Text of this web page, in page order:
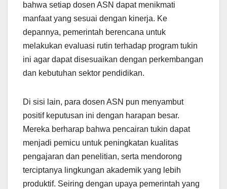
bahwa setiap dosen ASN dapat menikmati
manfaat yang sesuai dengan kinerja. Ke
depannya, pemerintah berencana untuk
melakukan evaluasi rutin terhadap program tukin
ini agar dapat disesuaikan dengan perkembangan
dan kebutuhan sektor pendidikan.
Di sisi lain, para dosen ASN pun menyambut
positif keputusan ini dengan harapan besar.
Mereka berharap bahwa pencairan tukin dapat
menjadi pemicu untuk peningkatan kualitas
pengajaran dan penelitian, serta mendorong
terciptanya lingkungan akademik yang lebih
produktif. Seiring dengan upaya pemerintah yang